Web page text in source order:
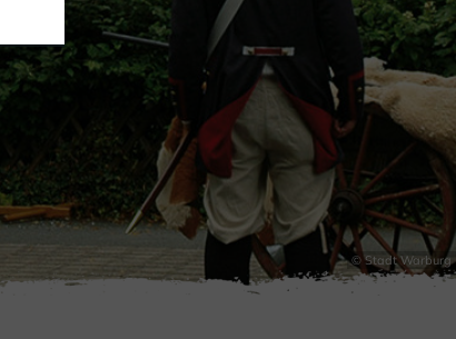
© Stadt Warburg